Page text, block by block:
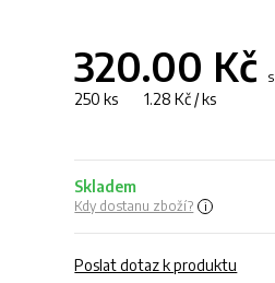
320.00 Kč
250 ks 1.28 Kč / ks
Skladem
Kdy dostanu zboží?
Poslat dotaz k produktu